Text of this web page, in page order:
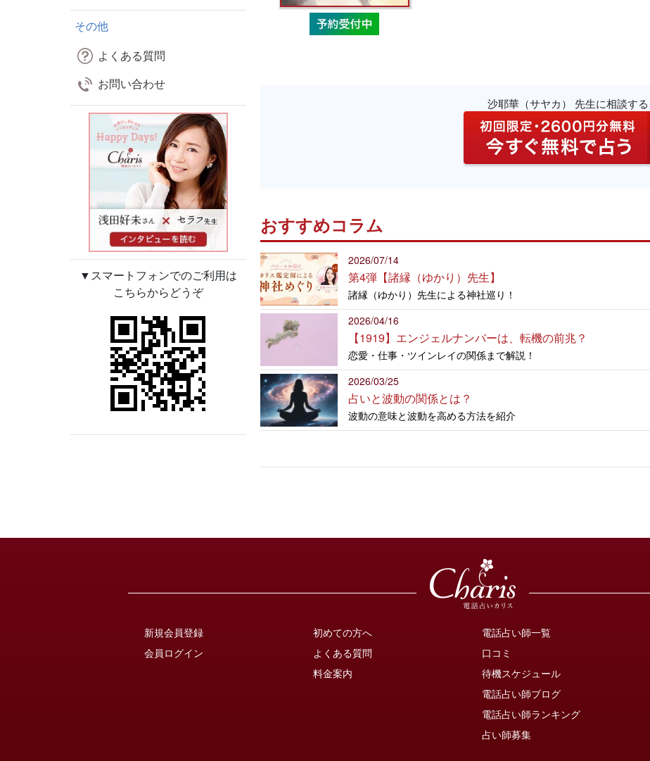
その他
よくある質問
お問い合わせ
▼スマートフォンでのご利用は
こちらからどうぞ
沙耶華（サヤカ） 先生に相談する
おすすめコラム
2026/07/14
第4弾【諸縁（ゆかり）先生】
諸縁（ゆかり）先生による神社巡り！
2026/04/16
【1919】エンジェルナンバーは、転機の前兆？
恋愛・仕事・ツインレイの関係まで解説！
2026/03/25
占いと波動の関係とは？
波動の意味と波動を高める方法を紹介
新規会員登録
会員ログイン
初めての方へ
よくある質問
料金案内
電話占い師一覧
口コミ
待機スケジュール
電話占い師ブログ
電話占い師ランキング
占い師募集